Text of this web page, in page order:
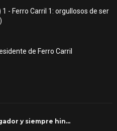
- Ferro Carril 1: orgullosos de ser
de Ferro Carril
y siempre hin…